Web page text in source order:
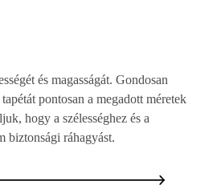
és magasságát. Gondosan
pontosan a megadott méretek
hogy a szélességhez és a
biztonsági ráhagyást.